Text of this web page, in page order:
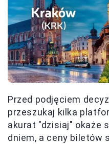
Przed podjęciem
przeszukaj kilka
akurat "dzisiaj" okaże
dniem, a ceny biletów